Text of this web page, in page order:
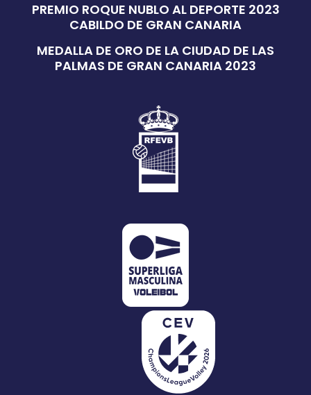
PREMIO ROQUE NUBLO AL DEPORTE 2023
CABILDO DE GRAN CANARIA
MEDALLA DE ORO DE LA CIUDAD DE LAS
PALMAS DE GRAN CANARIA 2023